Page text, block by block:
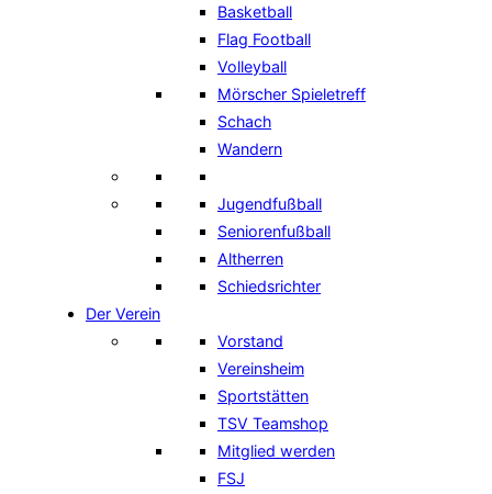
Basketball
Flag Football
Volleyball
Mörscher Spieletreff
Schach
Wandern
Jugendfußball
Seniorenfußball
Altherren
Schiedsrichter
Der Verein
Vorstand
Vereinsheim
Sportstätten
TSV Teamshop
Mitglied werden
FSJ